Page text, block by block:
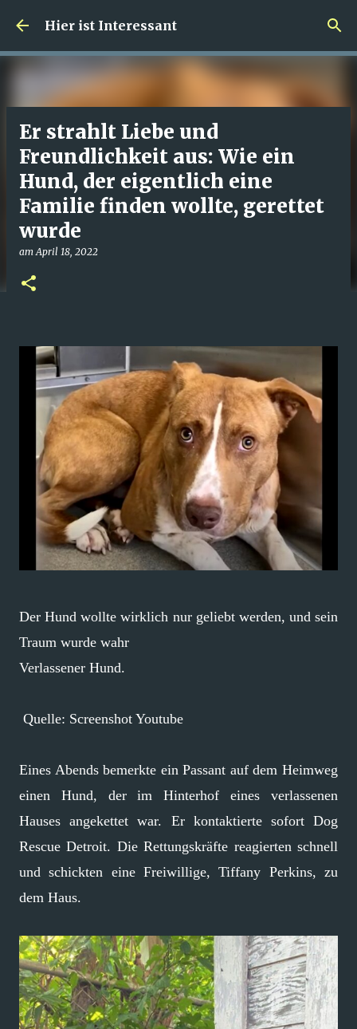
Direkt zum Hauptbereich
Hier ist Interessant
Er strahlt Liebe und
Freundlichkeit aus: Wie ein
Hund, der eigentlich eine
Familie finden wollte, gerettet
wurde
amApril 18, 2022
Der Hund wollte wirklich nur geliebt werden, und sein
Traum wurde wahr
Verlassener Hund.
Quelle: Screenshot Youtube
Eines Abends bemerkte ein Passant auf dem Heimweg
einen Hund, der im Hinterhof eines verlassenen
Hauses angekettet war. Er kontaktierte sofort Dog
Rescue Detroit. Die Rettungskräfte reagierten schnell
und schickten eine Freiwillige, Tiffany Perkins, zu
dem Haus.